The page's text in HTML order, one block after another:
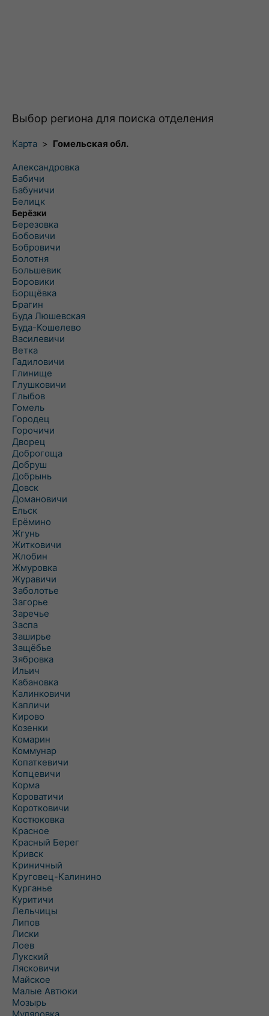
Выбор региона для поиска отделения
Карта > Гомельская обл.
Александровка
Бабичи
Бабуничи
Белицк
Берёзки
Березовка
Бобовичи
Бобровичи
Болотня
Большевик
Боровики
Борщёвка
Брагин
Буда Люшевская
Буда-Кошелево
Василевичи
Ветка
Гадиловичи
Глинище
Глушковичи
Глыбов
Гомель
Городец
Горочичи
Дворец
Доброгоща
Добруш
Добрынь
Довск
Домановичи
Ельск
Ерёмино
Жгунь
Житковичи
Жлобин
Жмуровка
Журавичи
Заболотье
Загорье
Заречье
Заспа
Заширье
Защёбье
Зябровка
Ильич
Кабановка
Калинковичи
Капличи
Кирово
Козенки
Комарин
Коммунар
Копаткевичи
Копцевичи
Корма
Короватичи
Коротковичи
Костюковка
Красное
Красный Берег
Кривск
Криничный
Круговец-Калинино
Курганье
Куритичи
Лельчицы
Липов
Лиски
Лоев
Лукский
Лясковичи
Майское
Малые Автюки
Мозырь